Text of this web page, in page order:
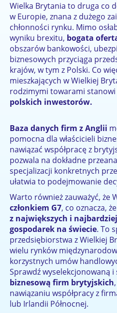
Wielka Brytania to druga co
w Europie, znana z dużego
chłonności rynku. Mimo
wyniku brexitu, bogata
obszarów bankowości,
biznesowych przyciąga
krajów, w tym z Polski. Co
mieszkających w Wielkiej
rodzimymi towarami stanowi
polskich inwestorów.
Baza danych firm z Anglii
pomocna dla właścicieli
nawiązać współpracę z
pozwala na dokładne
specjalizacji konkretnych
ułatwia to podejmowanie
Warto również zauważyć, że
członkiem G7, co oznacza,
z największych i
gospodarek na świecie. To
przedsiębiorstwa z Wielkiej
wielu rynków
korzystnych umów
Sprawdź wyselekcjonowaną
biznesową firm brytyjskich
nawiązaniu współpracy z
lub Irlandii Północnej.